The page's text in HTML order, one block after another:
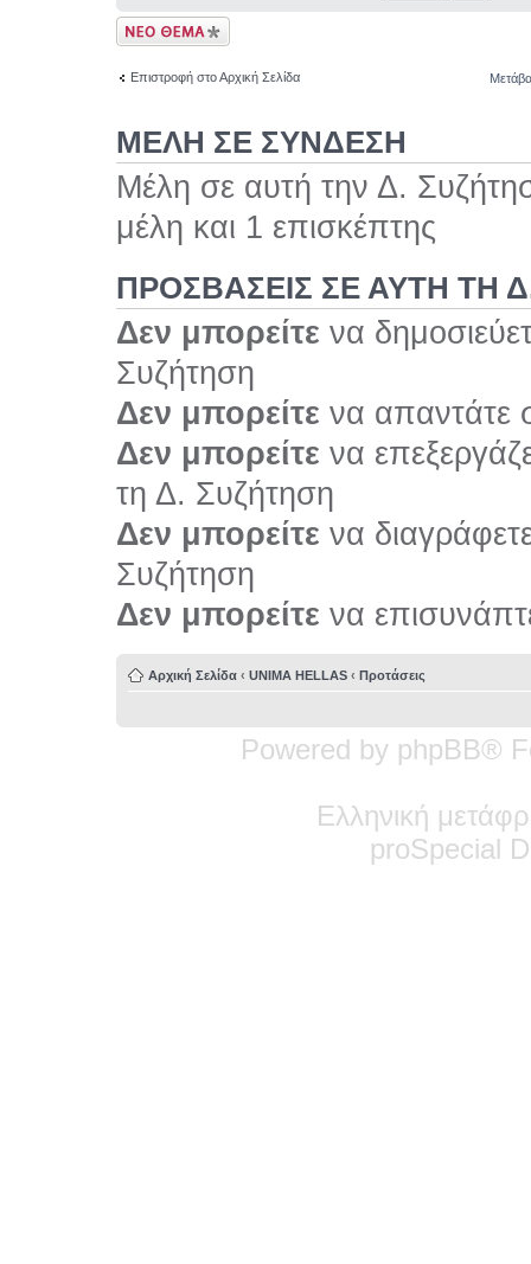
Δημιουργία νέου
θέματος
Επιστροφή στο Αρχική Σελίδα
ΜΕΛΗ ΣΕ ΣΥΝΔΕΣΗ
Μέλη σε αυτή την Δ.
μέλη και 1 επισκέπτης
ΠΡΟΣΒΆΣΕΙΣ ΣΕ ΑΥΤΉ ΤΗ
Δεν μπορείτε να
Συζήτηση
Δεν μπορείτε να απαντάτε
Δεν μπορείτε να
τη Δ. Συζήτηση
Δεν μπορείτε να
Συζήτηση
Δεν μπορείτε να
Αρχική Σελίδα ‹ UNIMA HELLAS ‹ Προτάσεις
Powered by phpBB®
Ελληνική
proSpecial